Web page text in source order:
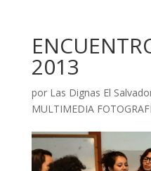
2013
por Las Dignas El
MULTIMEDIA